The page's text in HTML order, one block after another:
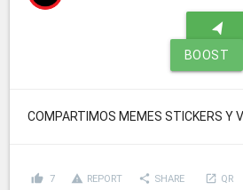
navigation
BOOST
COMPARTIMOS MEMES STICKERS Y
thumb_up 7 report_problem REPORT share SHARE launch QR